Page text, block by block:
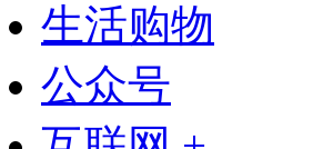
生活购物
公众号